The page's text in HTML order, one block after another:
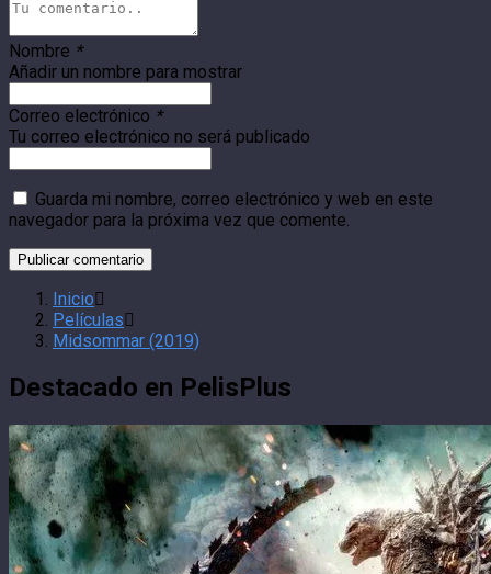
Nombre *
Añadir un nombre para mostrar
Correo electrónico *
Tu correo electrónico no será publicado
Guarda mi nombre, correo electrónico y web en este
navegador para la próxima vez que comente.
Inicio
Películas
Midsommar (2019)
Destacado en PelisPlus